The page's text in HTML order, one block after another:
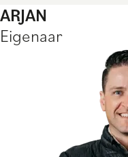
ARJAN
Eigenaar